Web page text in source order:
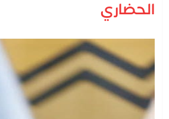
الحضاري